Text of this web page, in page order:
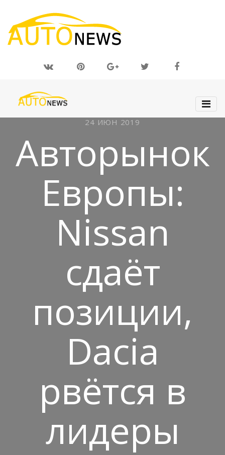
24 ИЮН 2019
Авторынок
Европы:
Nissan
сдаёт
позиции,
Dacia
рвётся в
лидеры